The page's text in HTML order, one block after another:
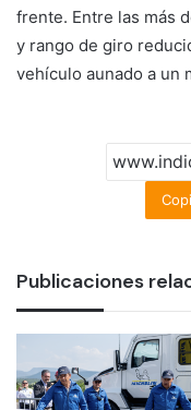
frente. Entre las más
y rango de giro
vehículo aunado a un
Publicaciones